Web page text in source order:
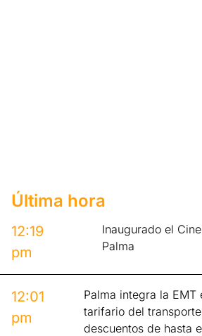
Última hora
12:19
pm
Inaugurado el
Palma
12:01
pm
Palma integra la EMT
tarifario del
descuentos de hasta